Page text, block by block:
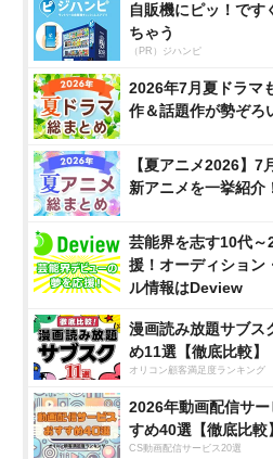
自販機にピッ！です
ちゃう
（PR）ジハンピ
2026年7月夏ドラマ
作＆話題作が勢ぞろ
【夏アニメ2026】7
新アニメを一挙紹介
芸能界を志す10代～
援！オーディション
ル情報はDeview
漫画読み放題サブス
め11選【徹底比較】
オリコン顧客満足度ランキング
2026年動画配信サ
すめ40選【徹底比較】
CS動画配信サービス20選